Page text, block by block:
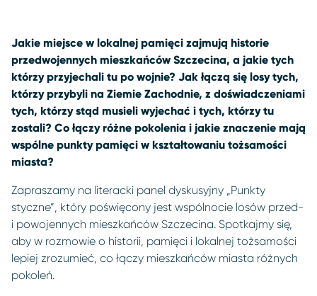
Jakie miejsce w lokalnej pamięci zajmują historie
przedwojennych mieszkańców Szczecina, a jakie tych
którzy przyjechali tu po wojnie? Jak łączą się losy tych,
którzy przybyli na Ziemie Zachodnie, z doświadczeniami
tych, którzy stąd musieli wyjechać i tych, którzy tu
zostali? Co łączy różne pokolenia i jakie znaczenie mają
wspólne punkty pamięci w kształtowaniu tożsamości
miasta?
Zapraszamy na literacki panel dyskusyjny „Punkty
styczne”, który poświęcony jest wspólnocie losów przed-
i powojennych mieszkańców Szczecina. Spotkajmy się,
aby w rozmowie o historii, pamięci i lokalnej tożsamości
lepiej zrozumieć, co łączy mieszkańców miasta różnych
pokoleń.